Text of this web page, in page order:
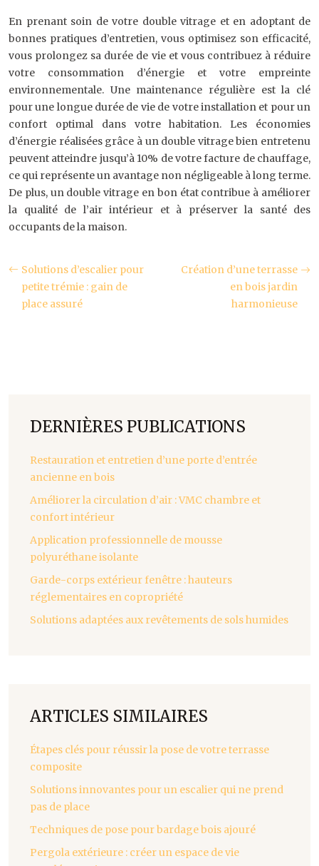
En prenant soin de votre double vitrage et en adoptant de
bonnes pratiques d’entretien, vous optimisez son efficacité,
vous prolongez sa durée de vie et vous contribuez à réduire
votre consommation d’énergie et votre empreinte
environnementale. Une maintenance régulière est la clé
pour une longue durée de vie de votre installation et pour un
confort optimal dans votre habitation. Les économies
d’énergie réalisées grâce à un double vitrage bien entretenu
peuvent atteindre jusqu’à 10% de votre facture de chauffage,
ce qui représente un avantage non négligeable à long terme.
De plus, un double vitrage en bon état contribue à améliorer
la qualité de l’air intérieur et à préserver la santé des
occupants de la maison.
Solutions d’escalier pour
petite trémie : gain de
place assuré
Création d’une terrasse
en bois jardin
harmonieuse
DERNIÈRES PUBLICATIONS
Restauration et entretien d’une porte d’entrée
ancienne en bois
Améliorer la circulation d’air : VMC chambre et
confort intérieur
Application professionnelle de mousse
polyuréthane isolante
Garde-corps extérieur fenêtre : hauteurs
réglementaires en copropriété
Solutions adaptées aux revêtements de sols humides
ARTICLES SIMILAIRES
Étapes clés pour réussir la pose de votre terrasse
composite
Solutions innovantes pour un escalier qui ne prend
pas de place
Techniques de pose pour bardage bois ajouré
Pergola extérieure : créer un espace de vie